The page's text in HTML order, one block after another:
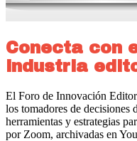
Conecta con
industria
El Foro de Innovación
los tomadores de decisiones
herramientas y estrategias
por Zoom, archivadas en